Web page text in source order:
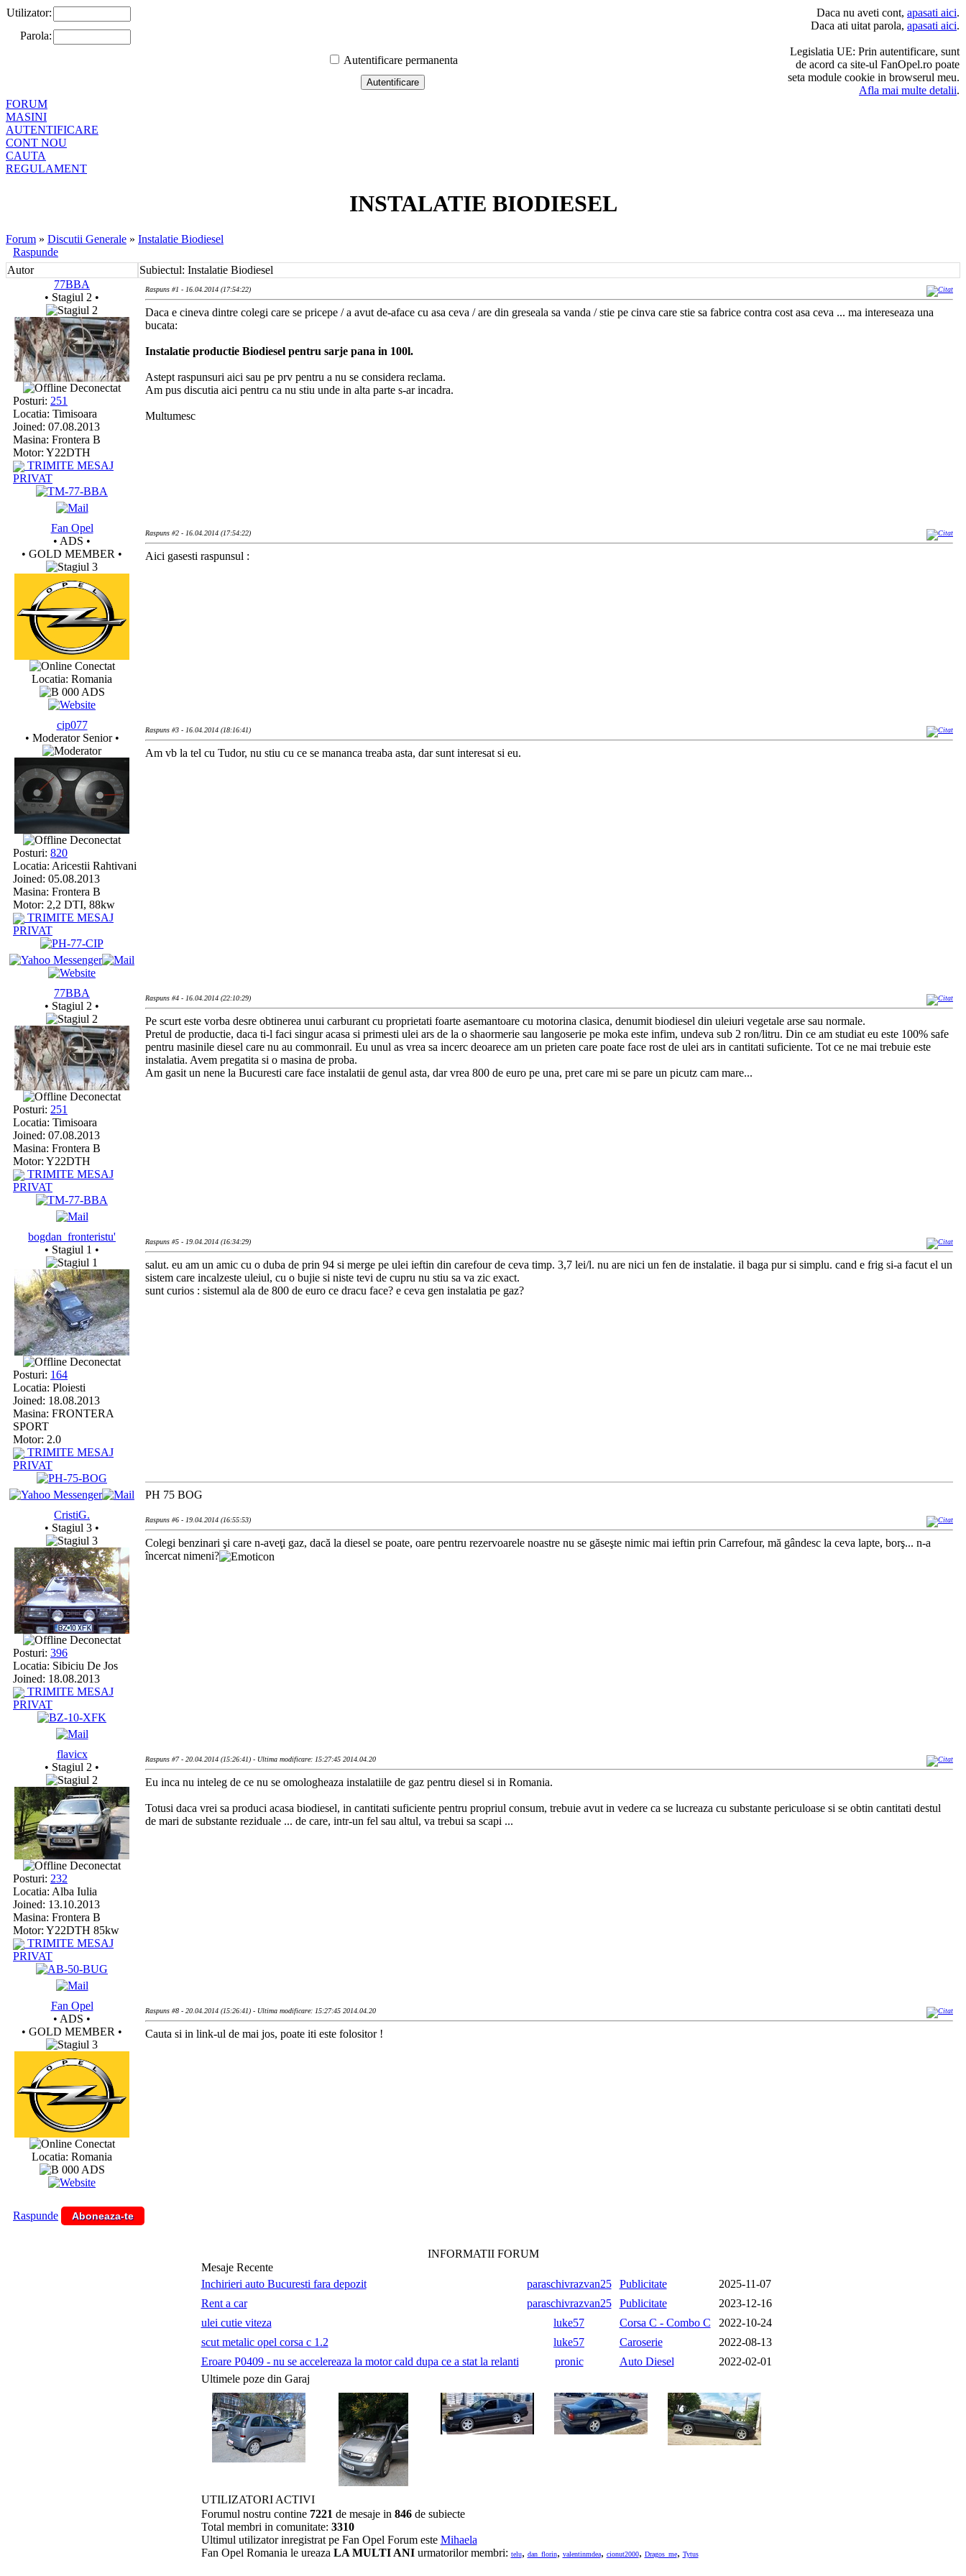
Utilizator: Daca nu aveti cont, apasati aici.
Daca ati uitat parola, apasati aici.
Legislatia UE: Prin autentificare, sunt
de acord ca site-ul FanOpel.ro poate
seta module cookie in browserul meu.
Afla mai multe detalii.
Parola:
Autentificare permanenta
FORUM
MASINI
AUTENTIFICARE
CONT NOU
CAUTA
REGULAMENT
INSTALATIE BIODIESEL
Forum » Discutii Generale » Instalatie Biodiesel
Raspunde
Autor
Subiectul: Instalatie Biodiesel
77BBA
• Stagiul 2 •
Deconectat
Posturi: 251
Locatia: Timisoara
Joined: 07.08.2013
Masina: Frontera B
Motor: Y22DTH
TRIMITE MESAJ
PRIVAT
Raspuns #1 - 16.04.2014 (17:54:22)
Daca e cineva dintre colegi care se pricepe / a avut de-aface cu asa ceva / are din greseala sa vanda / stie pe cinva care stie sa fabrice contra cost asa ceva ... ma intereseaza una
bucata:
Instalatie productie Biodiesel pentru sarje pana in 100l.
Astept raspunsuri aici sau pe prv pentru a nu se considera reclama.
Am pus discutia aici pentru ca nu stiu unde in alta parte s-ar incadra.
Multumesc
Fan Opel
• ADS •
• GOLD MEMBER •
Conectat
Locatia: Romania
Raspuns #2 - 16.04.2014 (17:54:22)
Aici gasesti raspunsul :
cip077
• Moderator Senior •
Deconectat
Posturi: 820
Locatia: Aricestii Rahtivani
Joined: 05.08.2013
Masina: Frontera B
Motor: 2,2 DTI, 88kw
TRIMITE MESAJ
PRIVAT
Raspuns #3 - 16.04.2014 (18:16:41)
Am vb la tel cu Tudor, nu stiu cu ce se mananca treaba asta, dar sunt interesat si eu.
77BBA
• Stagiul 2 •
Deconectat
Posturi: 251
Locatia: Timisoara
Joined: 07.08.2013
Masina: Frontera B
Motor: Y22DTH
TRIMITE MESAJ
PRIVAT
Raspuns #4 - 16.04.2014 (22:10:29)
Pe scurt este vorba desre obtinerea unui carburant cu proprietati foarte asemantoare cu motorina clasica, denumit biodiesel din uleiuri vegetale arse sau normale.
Pretul de productie, daca ti-l faci singur acasa si primesti ulei ars de la o shaormerie sau langoserie pe moka este infim, undeva sub 2 ron/litru. Din ce am studiat eu este 100% safe
pentru masinile diesel care nu au commonrail. Eu unul as vrea sa incerc deoarece am un prieten care poate face rost de ulei ars in cantitati suficiente. Tot ce ne mai trebuie este
instalatia. Avem pregatita si o masina de proba.
Am gasit un nene la Bucuresti care face instalatii de genul asta, dar vrea 800 de euro pe una, pret care mi se pare un picutz cam mare...
bogdan_fronteristu'
• Stagiul 1 •
Deconectat
Posturi: 164
Locatia: Ploiesti
Joined: 18.08.2013
Masina: FRONTERA
SPORT
Motor: 2.0
TRIMITE MESAJ
PRIVAT
Raspuns #5 - 19.04.2014 (16:34:29)
salut. eu am un amic cu o duba de prin 94 si merge pe ulei ieftin din carefour de ceva timp. 3,7 lei/l. nu are nici un fen de instalatie. il baga pur si simplu. cand e frig si-a facut el un
sistem care incalzeste uleiul, cu o bujie si niste tevi de cupru nu stiu sa va zic exact.
sunt curios : sistemul ala de 800 de euro ce dracu face? e ceva gen instalatia pe gaz?
PH 75 BOG
CristiG.
• Stagiul 3 •
Deconectat
Posturi: 396
Locatia: Sibiciu De Jos
Joined: 18.08.2013
TRIMITE MESAJ
PRIVAT
Raspuns #6 - 19.04.2014 (16:55:53)
Colegi benzinari şi care n-aveţi gaz, dacă la diesel se poate, oare pentru rezervoarele noastre nu se găseşte nimic mai ieftin prin Carrefour, mă gândesc la ceva lapte, borş... n-a
încercat nimeni?
flavicx
• Stagiul 2 •
Deconectat
Posturi: 232
Locatia: Alba Iulia
Joined: 13.10.2013
Masina: Frontera B
Motor: Y22DTH 85kw
TRIMITE MESAJ
PRIVAT
Raspuns #7 - 20.04.2014 (15:26:41) - Ultima modificare: 15:27:45 2014.04.20
Eu inca nu inteleg de ce nu se omologheaza instalatiile de gaz pentru diesel si in Romania.
Totusi daca vrei sa produci acasa biodiesel, in cantitati suficiente pentru propriul consum, trebuie avut in vedere ca se lucreaza cu substante periculoase si se obtin cantitati destul
de mari de substante reziduale ... de care, intr-un fel sau altul, va trebui sa scapi ...
Fan Opel
• ADS •
• GOLD MEMBER •
Conectat
Locatia: Romania
Raspuns #8 - 20.04.2014 (15:26:41) - Ultima modificare: 15:27:45 2014.04.20
Cauta si in link-ul de mai jos, poate iti este folositor !
Raspunde Aboneaza-te
INFORMATII FORUM
Mesaje Recente
Inchirieri auto Bucuresti fara depozit
paraschivrazvan25 Publicitate
2025-11-07
Rent a car
paraschivrazvan25 Publicitate
2023-12-16
ulei cutie viteza
luke57 Corsa C - Combo C
2022-10-24
scut metalic opel corsa c 1.2
luke57 Caroserie
2022-08-13
Eroare P0409 - nu se accelereaza la motor cald dupa ce a stat la relanti
pronic Auto Diesel
2022-02-01
Ultimele poze din Garaj
UTILIZATORI ACTIVI
Forumul nostru contine 7221 de mesaje in 846de subiecte
Total membri in comunitate: 3310
Ultimul utilizator inregistrat pe Fan Opel Forum este Mihaela
Fan Opel Romania le ureaza LA MULTI ANIurmatorilor membri: telu, dan_florin, valentinmdea, cionut2000, Dragos_me, Tytus